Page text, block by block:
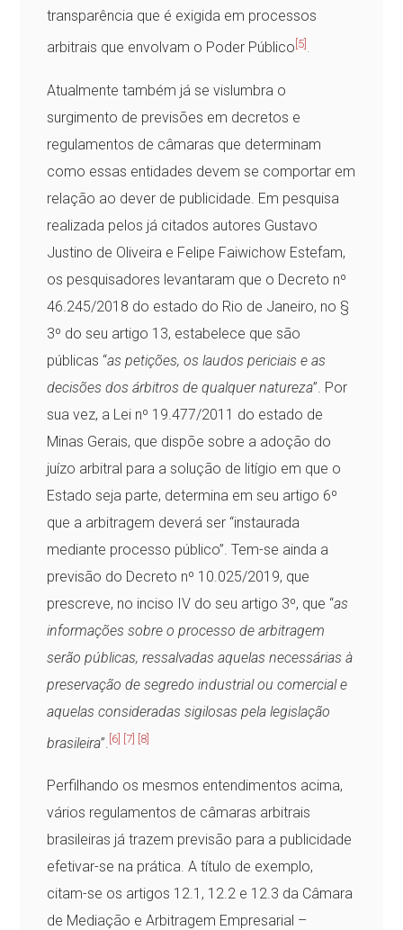
transparência que é exigida em processos
arbitrais que envolvam o Poder Público [5] .
Atualmente também já se vislumbra o
surgimento de previsões em decretos e
regulamentos de câmaras que determinam
como essas entidades devem se comportar em
relação ao dever de publicidade. Em pesquisa
realizada pelos já citados autores Gustavo
Justino de Oliveira e Felipe Faiwichow Estefam,
os pesquisadores levantaram que o Decreto nº
46.245/2018 do estado do Rio de Janeiro, no §
3º do seu artigo 13, estabelece que são
públicas “as petições, os laudos periciais e as
decisões dos árbitros de qualquer natureza”. Por
sua vez, a Lei nº 19.477/2011 do estado de
Minas Gerais, que dispõe sobre a adoção do
juízo arbitral para a solução de litígio em que o
Estado seja parte, determina em seu artigo 6º
que a arbitragem deverá ser “instaurada
mediante processo público”. Tem-se ainda a
previsão do Decreto nº 10.025/2019, que
prescreve, no inciso IV do seu artigo 3º, que “as
informações sobre o processo de arbitragem
serão públicas, ressalvadas aquelas necessárias à
preservação de segredo industrial ou comercial e
aquelas consideradas sigilosas pela legislação
brasileira”. [6] [7] [8]
Perfilhando os mesmos entendimentos acima,
vários regulamentos de câmaras arbitrais
brasileiras já trazem previsão para a publicidade
efetivar-se na prática. A título de exemplo,
citam-se os artigos 12.1, 12.2 e 12.3 da Câmara
de Mediação e Arbitragem Empresarial –